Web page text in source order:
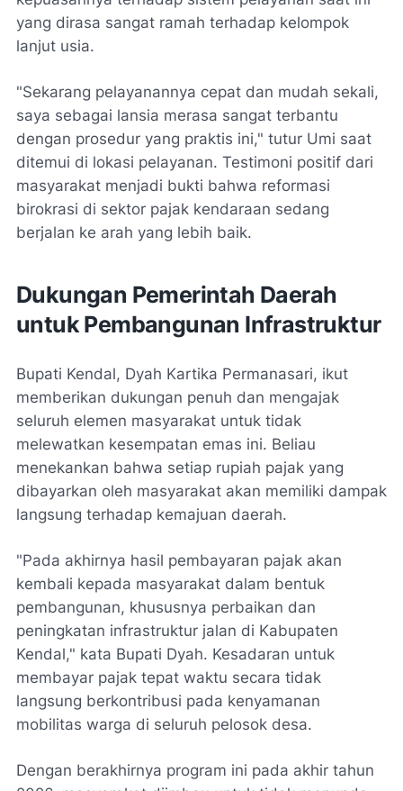
yang dirasa sangat ramah terhadap kelompok
lanjut usia.
"Sekarang pelayanannya cepat dan mudah sekali,
saya sebagai lansia merasa sangat terbantu
dengan prosedur yang praktis ini," tutur Umi saat
ditemui di lokasi pelayanan. Testimoni positif dari
masyarakat menjadi bukti bahwa reformasi
birokrasi di sektor pajak kendaraan sedang
berjalan ke arah yang lebih baik.
Dukungan Pemerintah Daerah
untuk Pembangunan Infrastruktur
Bupati Kendal, Dyah Kartika Permanasari, ikut
memberikan dukungan penuh dan mengajak
seluruh elemen masyarakat untuk tidak
melewatkan kesempatan emas ini. Beliau
menekankan bahwa setiap rupiah pajak yang
dibayarkan oleh masyarakat akan memiliki dampak
langsung terhadap kemajuan daerah.
"Pada akhirnya hasil pembayaran pajak akan
kembali kepada masyarakat dalam bentuk
pembangunan, khususnya perbaikan dan
peningkatan infrastruktur jalan di Kabupaten
Kendal," kata Bupati Dyah. Kesadaran untuk
membayar pajak tepat waktu secara tidak
langsung berkontribusi pada kenyamanan
mobilitas warga di seluruh pelosok desa.
Dengan berakhirnya program ini pada akhir tahun